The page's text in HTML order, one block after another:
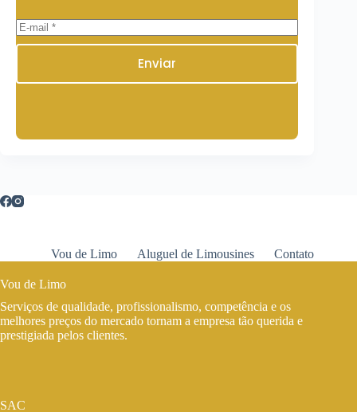
Enviar
Vou de Limo Aluguel de Limousines Contato
Vou de Limo
Serviços de qualidade, profissionalismo, competência e os
melhores preços do mercado tornam a empresa tão querida e
prestigiada pelos clientes.
SAC